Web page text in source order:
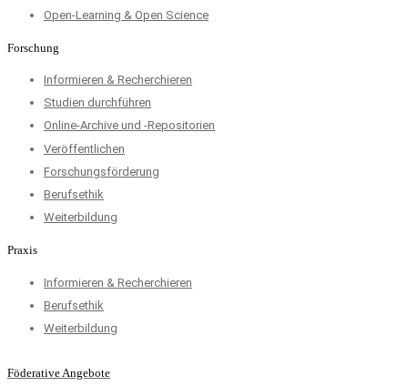
Open-Learning & Open Science
Forschung
Informieren & Recherchieren
Studien durchführen
Online-Archive und -Repositorien
Veröffentlichen
Forschungsförderung
Berufsethik
Weiterbildung
Praxis
Informieren & Recherchieren
Berufsethik
Weiterbildung
Föderative Angebote